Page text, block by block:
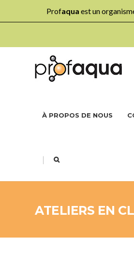
Profaqua est un
À PROPOS DE NOUS
|
ATELIERS EN